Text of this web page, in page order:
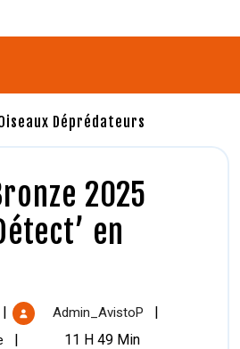
Déprédateurs
2025
en
| Admin_AvistoP |
| 11 H 49 Min